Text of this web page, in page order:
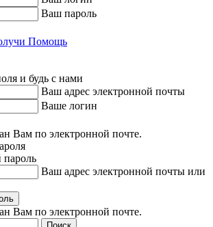
Ваш пароль
Помощь
и будь с нами
Ваш адрес электронной почты
Ваше логин
Вам по электронной почте.
пароль
Ваш адрес электронной почты или
Вам по электронной почте.